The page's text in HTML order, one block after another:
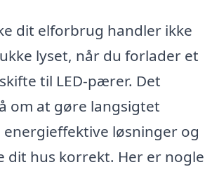
dit elforbrug handler ikke
lyset, når du forlader et
til LED-pærer. Det
om at gøre langsigtet
løsninger og
dit hus korrekt. Her er nogle